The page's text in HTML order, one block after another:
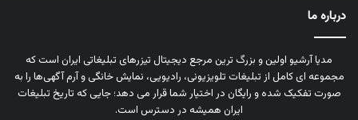
درباره ما
مدیا آرشیو اولین و بزرگ‌ ترین مرجع دیجیتال تیزرهای تبلیغاتی ایران است که
مجموعه‌ ای کامل از تبلیغات تلویزیونی، رادیویی، نمایش خانگی و آرم‌ آگهی‌ها را به‌
صورت تفکیک‌ شده و رایگان در اختیار شما قرار می‌ دهد؛ جایی که تاریخ تبلیغات
ایران همیشه در دسترس است.